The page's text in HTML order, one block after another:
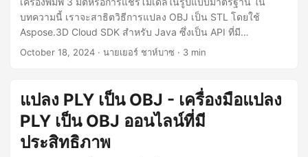
บทความนี้ เราจะสาธิตวิธีการแปลง OBJ เป็น STL โดยใช้
Aspose.3D Cloud SDK สำหรับ Java ซึ่งเป็น API ที่มี
ประสิทธิภาพและยืดหยุ่นสำหรับความต้องการจัดการไฟล์ 3 มิติ
October 18, 2024 · นายเยอร์ ชาห์บาซ · 3 min
แปลง PLY เป็น OBJ - เครื่องมือแปลง
PLY เป็น OBJ ออนไลน์ที่มี
ประสิทธิภาพ